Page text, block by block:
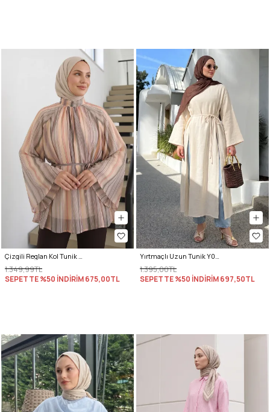
Çizgili Reglan Kol Tunik 260203 - HAKİ
1.349,99TL
SEPETTE %50 İNDİRİM675,00TL
Yırtmaçlı Uzun Tunik Y0162 - EKRU
1.395,00TL
SEPETTE %50 İNDİRİM697,50TL